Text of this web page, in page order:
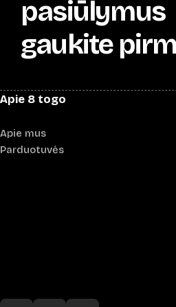
pasiūlymus
gaukite
Apie 8 togo
Apie mus
Parduotuvės